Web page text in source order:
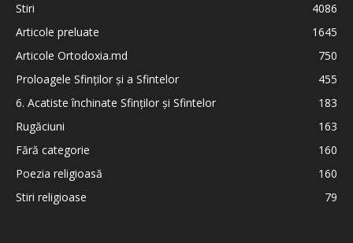
Stiri
4086
Articole preluate
1645
Articole Ortodoxia.md
750
Proloagele Sfinților și a Sfintelor
455
6. Acatiste închinate Sfinților și Sfintelor
183
Rugăciuni
163
Fără categorie
160
Poezia religioasă
160
Stiri religioase
79